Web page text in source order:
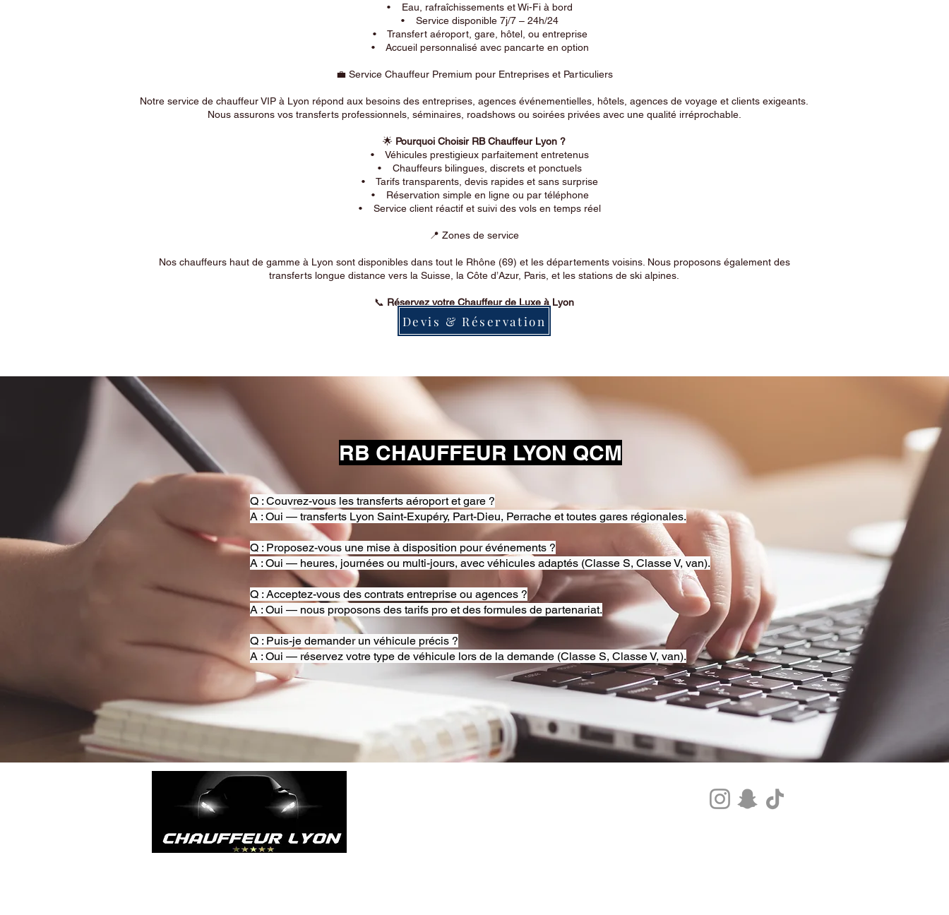
• Eau, rafraîchissements et Wi-Fi à bord
• Service disponible 7j/7 – 24h/24
• Transfert aéroport, gare, hôtel, ou entreprise
• Accueil personnalisé avec pancarte en option
💼 Service Chauffeur Premium pour Entreprises et Particuliers
Notre service de chauffeur VIP à Lyon répond aux besoins des entreprises, agences événementielles, hôtels, agences de voyage et clients exigeants.
Nous assurons vos transferts professionnels, séminaires, roadshows ou soirées privées avec une qualité irréprochable.
🌟 Pourquoi Choisir RB Chauffeur Lyon ?
• Véhicules prestigieux parfaitement entretenus
• Chauffeurs bilingues, discrets et ponctuels
• Tarifs transparents, devis rapides et sans surprise
• Réservation simple en ligne ou par téléphone
• Service client réactif et suivi des vols en temps réel
📍 Zones de service
Nos chauffeurs haut de gamme à Lyon sont disponibles dans tout le Rhône (69) et les départements voisins. Nous proposons également des
transferts longue distance vers la Suisse, la Côte d’Azur, Paris, et les stations de ski alpines.
📞 Réservez votre Chauffeur de Luxe à Lyon
Devis & Réservation
RB CHAUFFEUR LYON QCM
Q : Couvrez-vous les transferts aéroport et gare ?
A : Oui — transferts Lyon Saint-Exupéry, Part-Dieu, Perrache et toutes gares régionales.
Q : Proposez-vous une mise à disposition pour événements ?
A : Oui — heures, journées ou multi-jours, avec véhicules adaptés (Classe S, Classe V, van).
Q : Acceptez-vous des contrats entreprise ou agences ?
A : Oui — nous proposons des tarifs pro et des formules de partenariat.
Q : Puis-je demander un véhicule précis ?
A : Oui — réservez votre type de véhicule lors de la demande (Classe S, Classe V, van).